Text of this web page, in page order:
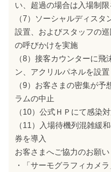
い、超過の場合は入場制
（7）ソーシャルディス
設置、およびスタッフの
の呼びかけを実施
（8）接客カウンターに
ン、アクリルパネルを設置
（9）お客さまの密集が
ラムの中止
（10）公式ＨＰにて感染
（11）入場待機列混雑緩
券を導入
お客さまへご協力のお願い
・「サーモグラフィカメ